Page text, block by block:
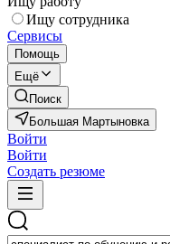
Ищу сотрудника
Сервисы
Помощь
Ещё
Поиск
Большая Мартыновка
Войти
Войти
Создать резюме